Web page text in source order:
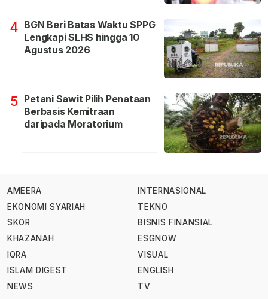
4 BGN Beri Batas Waktu SPPG
Lengkapi SLHS hingga 10
Agustus 2026
5 Petani Sawit Pilih Penataan
Berbasis Kemitraan
daripada Moratorium
AMEERA
EKONOMI SYARIAH
SKOR
KHAZANAH
IQRA
ISLAM DIGEST
NEWS
INTERNASIONAL
TEKNO
BISNIS FINANSIAL
ESGNOW
VISUAL
ENGLISH
TV